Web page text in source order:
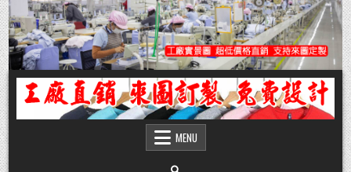
Skip
to
content
團體服
團體服製作,公司企業工作制服POLO衫T恤訂製推薦,做班系校服定製價格,台灣香
港客製化衣服裝工廠商
MENU